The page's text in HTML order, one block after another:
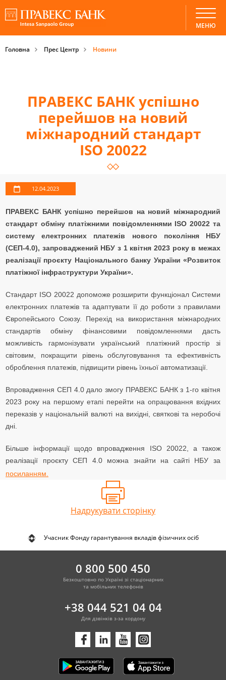
МЕНЮ
Головна Прес Центр Новини
ПРАВЕКС БАНК успішно
перейшов на новий
міжнародний стандарт
ISO 20022
12.04.2023
ПРАВЕКС БАНК успішно перейшов на новий міжнародний
стандарт обміну платіжними повідомленнями ISO 20022 та
систему електронних платежів нового покоління НБУ
(СЕП-4.0), запроваджений НБУ з 1 квітня 2023 року в межах
реалізації проєкту Національного банку України «Розвиток
платіжної інфраструктури України».
Стандарт ISO 20022 допоможе розширити функціонал Системи
електронних платежів та адаптувати її до роботи з правилами
Європейського Союзу. Перехід на використання міжнародних
стандартів обміну фінансовими повідомленнями дасть
можливість гармонізувати український платіжний простір зі
світовим, покращити рівень обслуговування та ефективність
оброблення платежів, підвищити рівень їхньої автоматизації.
Впровадження СЕП 4.0 дало змогу ПРАВЕКС БАНК з 1-го квітня
2023 року на першому етапі перейти на опрацювання вхідних
переказів у національній валюті на вихідні, святкові та неробочі
дні.
Більше інформації щодо впровадження ISO 20022, а також
реалізації проєкту СЕП 4.0 можна знайти на сайті НБУ за
посиланням.
Надрукувати сторінку
Учасник Фонду гарантування вкладів фізичних осіб
0 800 500 450
Безкоштовно по Україні зі стаціонарних
та мобільних телефонів
+38 044 521 04 04
Для дзвінків з-за кордону